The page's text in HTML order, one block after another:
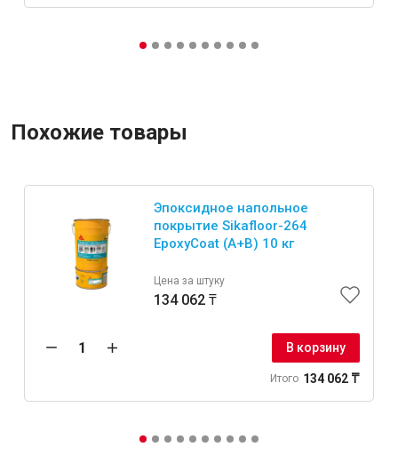
Похожие товары
Эпоксидное напольное
покрытие Sikafloor-264
EpoxyCoat (A+B) 10 кг
Цена за штуку
134 062 ₸
В корзину
Итого 134 062 ₸